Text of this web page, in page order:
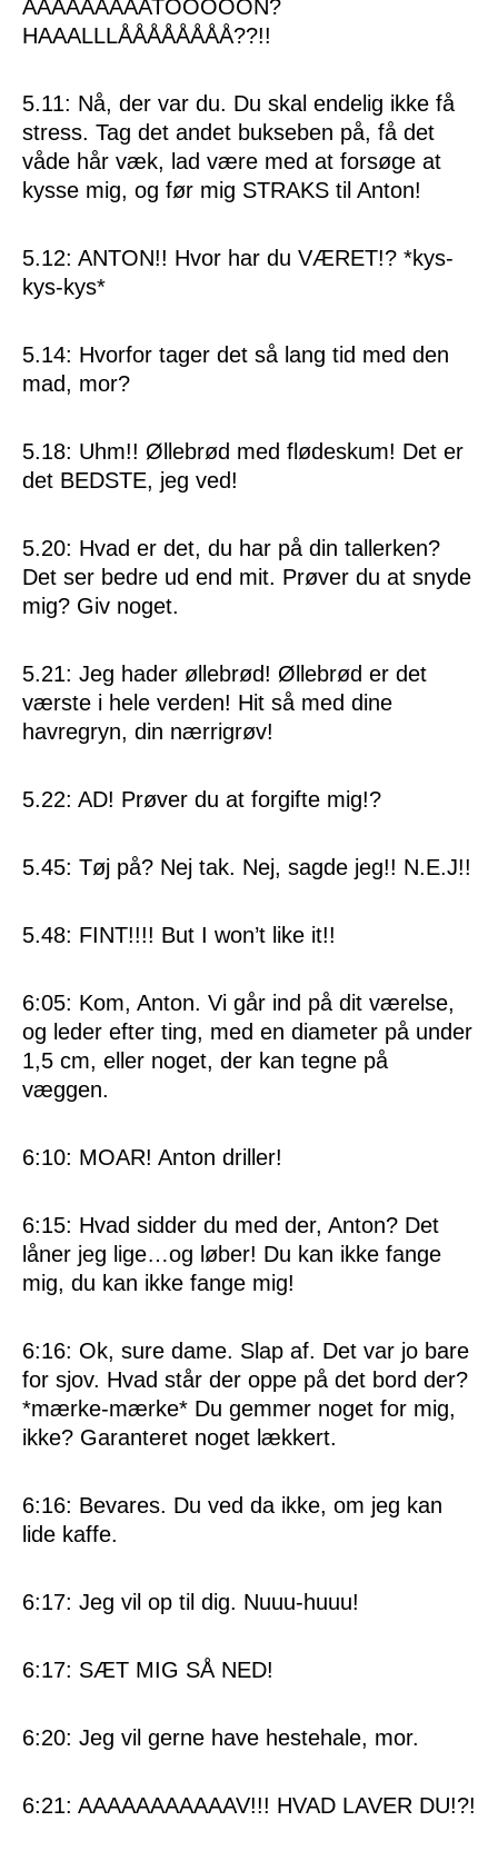
AAAAAAAAATOOOOON?
HAAALLLÅÅÅÅÅÅÅÅ??!!
5.11: Nå, der var du. Du skal endelig ikke få
stress. Tag det andet bukseben på, få det
våde hår væk, lad være med at forsøge at
kysse mig, og før mig STRAKS til Anton!
5.12: ANTON!! Hvor har du VÆRET!? *kys-
kys-kys*
5.14: Hvorfor tager det så lang tid med den
mad, mor?
5.18: Uhm!! Øllebrød med flødeskum! Det er
det BEDSTE, jeg ved!
5.20: Hvad er det, du har på din tallerken?
Det ser bedre ud end mit. Prøver du at snyde
mig? Giv noget.
5.21: Jeg hader øllebrød! Øllebrød er det
værste i hele verden! Hit så med dine
havregryn, din nærrigrøv!
5.22: AD! Prøver du at forgifte mig!?
5.45: Tøj på? Nej tak. Nej, sagde jeg!! N.E.J!!
5.48: FINT!!!! But I won’t like it!!
6:05: Kom, Anton. Vi går ind på dit værelse,
og leder efter ting, med en diameter på under
1,5 cm, eller noget, der kan tegne på
væggen.
6:10: MOAR! Anton driller!
6:15: Hvad sidder du med der, Anton? Det
låner jeg lige…og løber! Du kan ikke fange
mig, du kan ikke fange mig!
6:16: Ok, sure dame. Slap af. Det var jo bare
for sjov. Hvad står der oppe på det bord der?
*mærke-mærke* Du gemmer noget for mig,
ikke? Garanteret noget lækkert.
6:16: Bevares. Du ved da ikke, om jeg kan
lide kaffe.
6:17: Jeg vil op til dig. Nuuu-huuu!
6:17: SÆT MIG SÅ NED!
6:20: Jeg vil gerne have hestehale, mor.
6:21: AAAAAAAAAAAV!!! HVAD LAVER DU!?!